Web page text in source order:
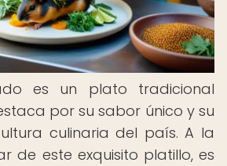
es un plato tradicional
por su sabor único y su
culinaria del país. A la
de este exquisito platillo, es